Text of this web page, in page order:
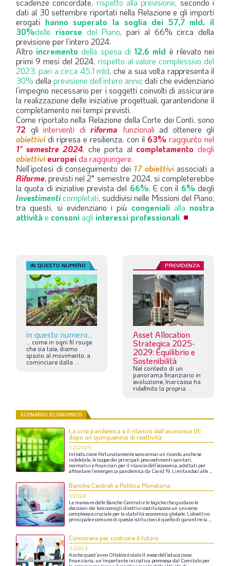
scadenze concordate, rispetto alla previsione, secondo i
dati al 30 settembre riportati nella Relazione e gli importi
erogati hanno superato la soglia dei 57,7 mld, il
30%delle risorse del Piano, pari al 66% circa della
previsione per l’intero 2024.
Altro incremento della spesa di12,6 mld è rilevato nei
primi 9 mesi del 2024, rispetto al valore complessivo del
2023, pari a circa 45,1 mld, che a sua volta rappresenta il
30% della previsione dell’intero anno; dati che evidenziano
l’impegno necessario per i soggetti coinvolti di assicurare
la realizzazione delle iniziative progettuali, garantendone il
completamento nei tempi previsti.
Come riportato nella Relazione della Corte dei Conti, sono
72 gli interventi di riforma funzionali ad ottenere gli
obiettividi ripresa e resilienza, con il 63% raggiunto nel
1° semestre 2024, che porta al completamento degli
obiettivieuropei da raggiungere.
Nell’ipotesi di conseguimento dei 17 obiettivi associati a
Riforme, previsti nel 2° semestre 2024, si completerebbe
la quota di iniziative prevista del 66%. E con il 6% degli
Investimenticompletati, suddivisi nelle Missioni del Piano;
tra questi, si evidenziano i più congeniali alla nostra
attivitàe consoni agli interessi professionali. ■
IN QUESTO NUMERO
in questo numero...
come in ogni fil rouge
che sia tale, diamo
spazio al movimento, a
cominciare dalla
PREVIDENZA
Asset Allocation
Strategica 2025-
2029: Equilibrio e
Sostenibilità
Nel contesto di un
panorama finanziario in
evoluzione, Inarcassa ha
ridefinito la propria
SCENARIO ECONOMICO
La crisi pandemica e il rilancio dell’economia UE
dopo un quinquennio di reattività
1-2/2025
Introduzione Fortunatamentesonoormai un ricordo,anchese
indelebile, le tappedei principali provvedimenti sanitari,
normativi e finanziari peril rilanciodell’economia,adottati per
affrontare l’emergenza pandemica da Covid 19. Limitandoci alle...
Banche Centrali e Politica Monetaria
1/2024
Le manovredelle Banche Centrali e le logichecheguidano le
decisioni dei loroconsigli direttivi costituiscono un universo
complessoecruciale per la stabilità economica globale. L’obiettivo
principaleecomunedi questeistituzioni èquellodi garantire la ...
Conoscere per costruire il futuro
3/2023
Anchequest’anno Ottobreèstato Il mesedell’educazione
finanziaria, un’importanteiniziativa promossa dal Comitato per